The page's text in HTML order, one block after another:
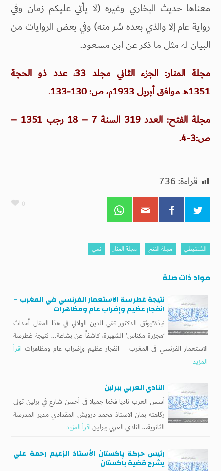
معناها حديث البخاري وغيره (لا يأتي عليكم زمان وفي
رواية عام إلا والذي بعده شر منه) وفي بعض الروايات من
البيان له مثل ما ذكر عن ابن مسعود.
مجلة المنار: الجزء الثاني مجلد 33، عدد ذو الحجة
1351هـ موافق أبريل 1933م، ص: 130-133.
مجلة الفتح: العدد 319 السنة 7 – 18 رجب 1351 –
ص:3-4.
قراءة:736
0
الشنقيطي مجلة الفتح مجلة المنار نعي
مواد ذات صلة
نتيجة غطرسة الاستعمار الفرنسي في المغرب –
انفجار عظيم وإضراب عام ومظاهرات
نبذة“يوثق الدكتور تقي الدين الهلالي في هذا المقال أحداث
‘مجزرة مكناس’ الشهيرة، كاشفاً عن بشاعة... نتيجة غطرسة
الاستعمار الفرنسي في المغرب – انفجار عظيم وإضراب عام ومظاهرات اقرأ
المزيد
النادي العربي ببرلين
أسس العرب ناديا فخما جميلا في أحسن شارع في برلين تولى
رگاهته بمان الاستاذ محمد درويش المقدادي مدير المدرسة
الثانوية... النادي العربي ببرليناقرأ المزيد
رئيس حركة پاكستان الأستاذ الزعيم رحمة علي
يشرح قضية باكستان